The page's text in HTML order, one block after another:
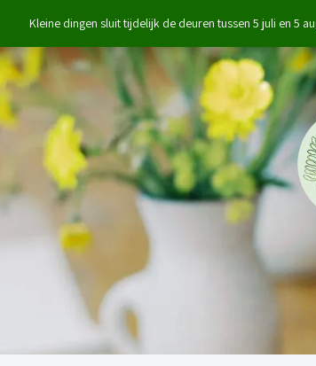
Kleine dingen sluit tijdelijk de deuren tussen 5 juli en 5